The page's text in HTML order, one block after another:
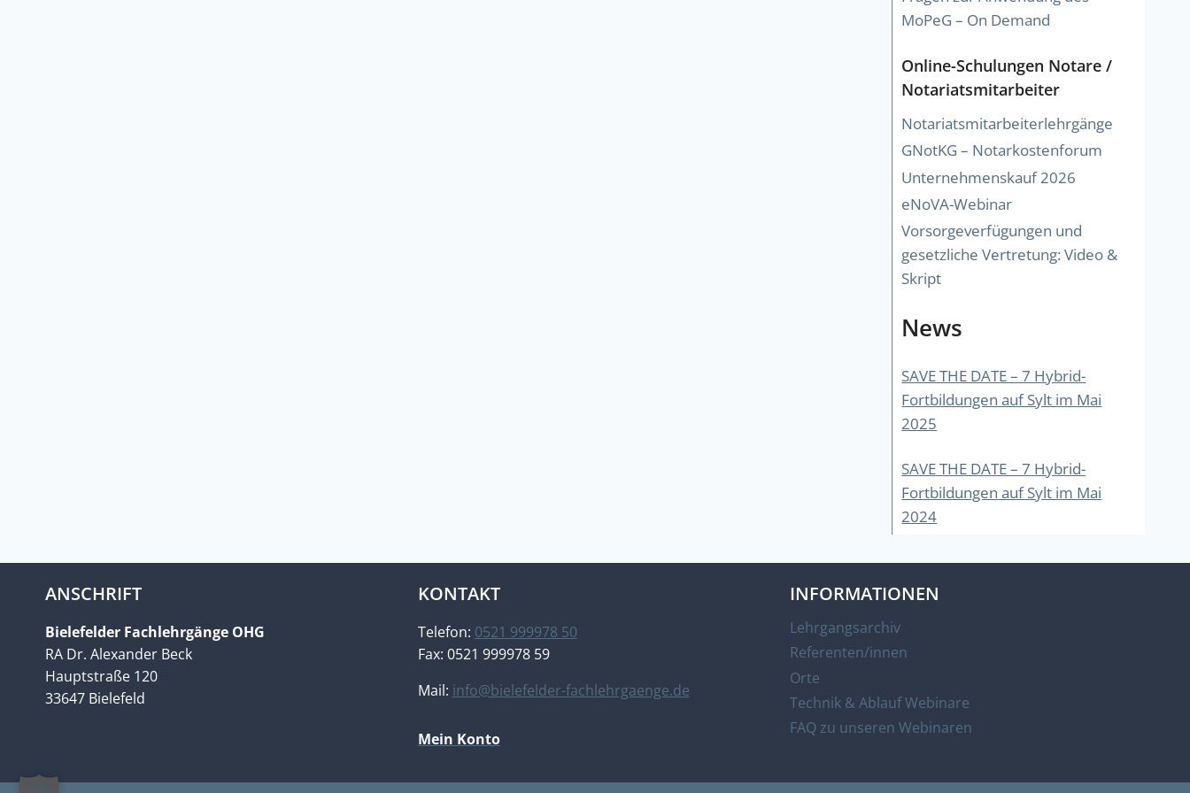
MoPeG – On Demand
Online-Schulungen Notare /
Notariatsmitarbeiter
Notariatsmitarbeiterlehrgänge
GNotKG – Notarkostenforum
Unternehmenskauf 2026
eNoVA-Webinar
Vorsorgeverfügungen und
gesetzliche Vertretung: Video &
Skript
News
SAVE THE DATE – 7 Hybrid-
Fortbildungen auf Sylt im Mai
2025
SAVE THE DATE – 7 Hybrid-
Fortbildungen auf Sylt im Mai
2024
ANSCHRIFT
Bielefelder Fachlehrgänge OHG
RA Dr. Alexander Beck
Hauptstraße 120
33647 Bielefeld
KONTAKT
Telefon: 0521 999978 50
Fax: 0521 999978 59
Mail: info@bielefelder-fachlehrgaenge.de
Mein Konto
INFORMATIONEN
Lehrgangsarchiv
Referenten/innen
Orte
Technik & Ablauf Webinare
FAQ zu unseren Webinaren